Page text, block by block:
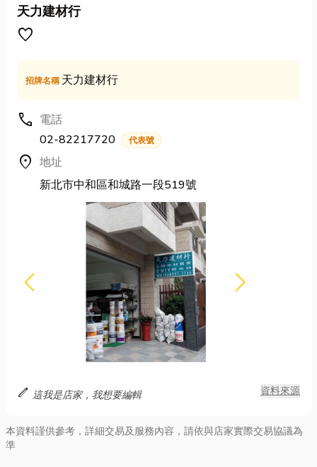
天力建材行
favorite
招牌名稱 天力建材行
call 電話
02-82217720
代表號
location_on 地址
新北市中和區和城路一段519號
edit 這我是店家，我想要編輯 資料來源
本資料謹供參考，詳細交易及服務內容，請依與店家實際交易協議為
準